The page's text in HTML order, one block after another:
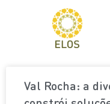
Val Rocha: a